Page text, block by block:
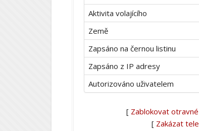
Aktivita volajícího
Země
Zapsáno na černou listinu
Zapsáno z IP adresy
Autorizováno uživatelem
[ Zablokovat
[ Zakázat